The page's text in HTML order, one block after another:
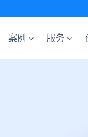
案例 服务